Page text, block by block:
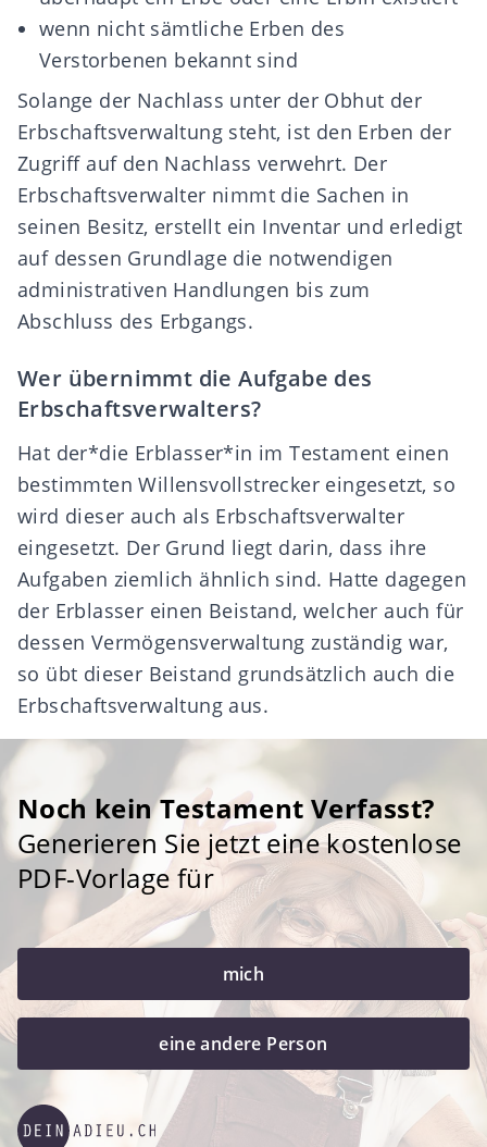
wenn nicht sämtliche Erben des
Verstorbenen bekannt sind
Solange der Nachlass unter der Obhut der
Erbschaftsverwaltung steht, ist den Erben der
Zugriff auf den Nachlass verwehrt. Der
Erbschaftsverwalter nimmt die Sachen in
seinen Besitz, erstellt ein Inventar und erledigt
auf dessen Grundlage die notwendigen
administrativen Handlungen bis zum
Abschluss des Erbgangs.
Wer übernimmt die Aufgabe des
Erbschaftsverwalters?
Hat der*die Erblasser*in im Testament einen
bestimmten Willensvollstrecker eingesetzt, so
wird dieser auch als Erbschaftsverwalter
eingesetzt. Der Grund liegt darin, dass ihre
Aufgaben ziemlich ähnlich sind. Hatte dagegen
der Erblasser einen Beistand, welcher auch für
dessen Vermögensverwaltung zuständig war,
so übt dieser Beistand grundsätzlich auch die
Erbschaftsverwaltung aus.
Noch kein Testament Verfasst?
Generieren Sie jetzt eine kostenlose
PDF-Vorlage für
mich
eine andere Person